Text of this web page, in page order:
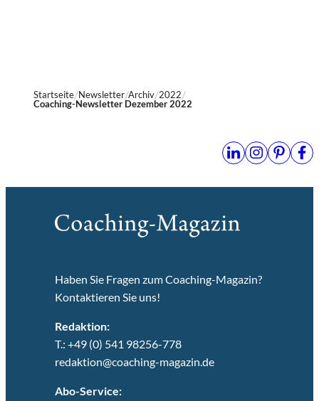
Startseite Newsletter Archiv 2022
Coaching-Newsletter Dezember 2022
Haben Sie Fragen zum Coaching-Magazin?
Kontaktieren Sie uns!
Redaktion:
T.: +49 (0) 541 98256-778
redaktion@coaching-magazin.de
Abo-Service: